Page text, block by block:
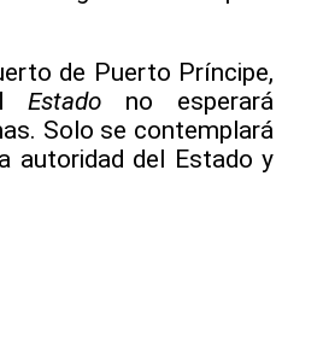
de Puerto Príncipe,
Estado no esperará
Solo se contemplará
autoridad del Estado y